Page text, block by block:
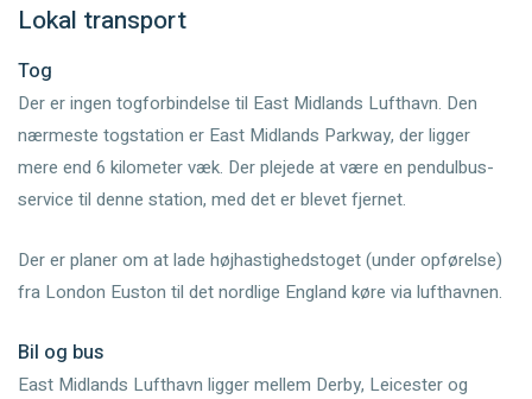
Lokal transport
Tog
Der er ingen togforbindelse til East Midlands Lufthavn. Den
nærmeste togstation er East Midlands Parkway, der ligger
mere end 6 kilometer væk. Der plejede at være en pendulbus-
service til denne station, med det er blevet fjernet.
Der er planer om at lade højhastighedstoget (under opførelse)
fra London Euston til det nordlige England køre via lufthavnen.
Bil og bus
East Midlands Lufthavn ligger mellem Derby, Leicester og